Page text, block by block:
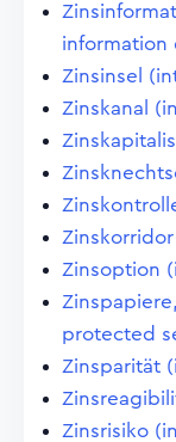
information
Zinsinsel
Zinskanal
Zinsoption
protected
Zinsparität
Zinsrisiko